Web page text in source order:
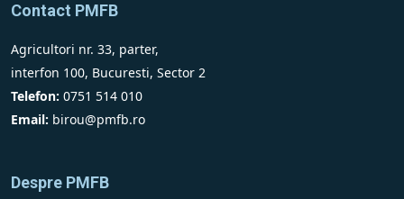
Contact PMFB
Agricultori nr. 33, parter,
interfon 100, Bucuresti, Sector 2
Telefon: 0751 514 010
Email: birou@pmfb.ro
Despre PMFB